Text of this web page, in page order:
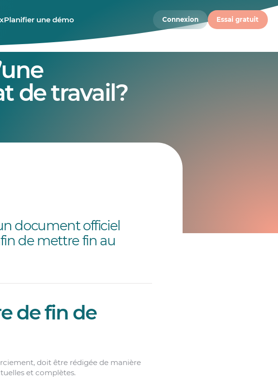
Planifier une démo Connexion Essai gratuit
de travail?
document officiel
de mettre fin au
de fin de
doit être rédigée de manière
et complètes.